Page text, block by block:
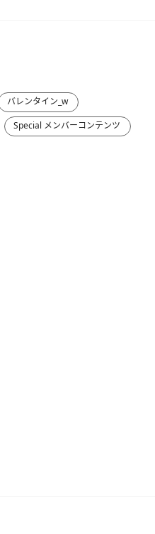
バレンタイン_w
Special メンバーコンテンツ